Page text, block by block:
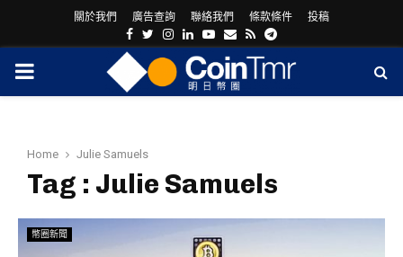
關於我們 廣告查詢 聯絡我們 條款條件 投稿
Facebook
Twitter
Instagram
LinkedinYoutube
Email
RssTelegram
PRIMARY
Home Julie Samuels
Tag : Julie Samuels
幣圈新聞